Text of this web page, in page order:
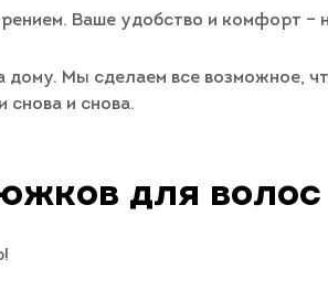
Ваше удобство и комфорт –
дому. Мы сделаем все возможное,
снова и снова.
для волос